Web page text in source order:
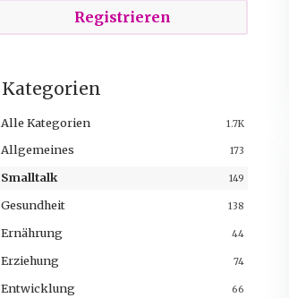
Registrieren
Kategorien
1.7K
Alle Kategorien
173
Allgemeines
149
Smalltalk
138
Gesundheit
44
Ernährung
74
Erziehung
66
Entwicklung